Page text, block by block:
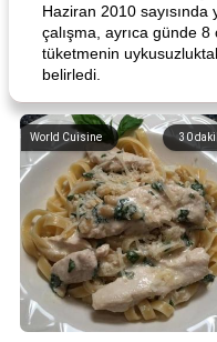
Haziran 2010
çalışma, ayrıca günde
tüketmenin
belirledi.
30
World Cuisine